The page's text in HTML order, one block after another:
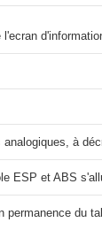
à
ESP et ABS
du